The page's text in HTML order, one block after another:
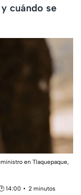
cuándo se
en Tlaquepaque,
14:00
2 minutos